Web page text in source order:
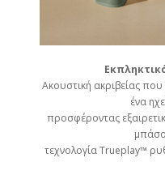
Ακουστική ακριβείας
ένα
προσφέροντας
τεχνολογία Trueplay™